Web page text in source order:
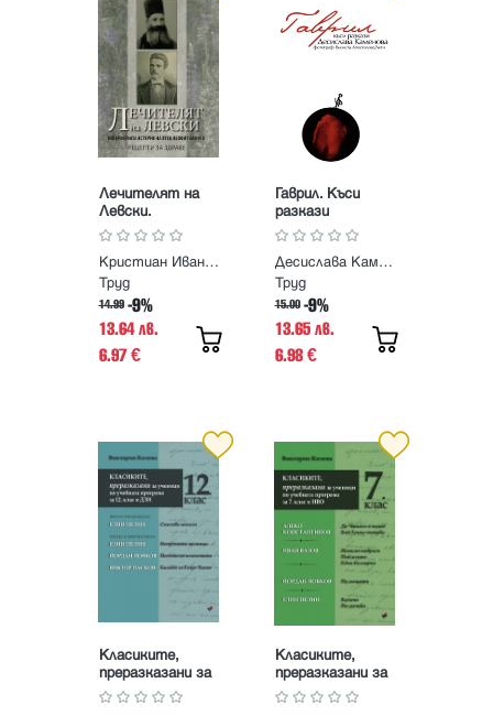
Лечителят на
Левски.
Невероятната
история на отец
Неофит Калчев.
Рецепти за
здраве
Кристиан Иванов, Борислав Радославов
Труд
14.99 -9%
13.64 лв.
6.97€
Гаврил. Къси
разкази
Десислава Каменова
Труд
15.00 -9%
13.65 лв.
6.98€
Класиките,
преразказани за
ученици по
учебната
Класиките,
преразказани за
ученици по
учебната